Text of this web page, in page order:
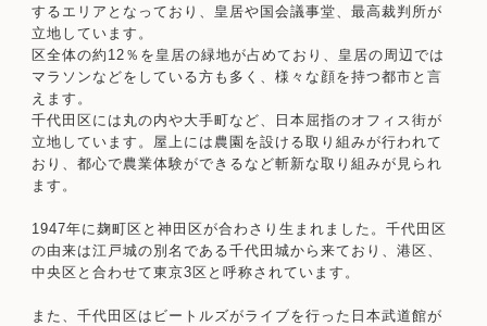
するエリアとなっており、皇居や国会議事堂、最高裁判所が
立地しています。
区全体の約12％を皇居の緑地が占めており、皇居の周辺では
マラソンなどをしている方も多く、様々な顔を持つ都市と言
えます。
千代田区には丸の内や大手町など、日本屈指のオフィス街が
立地しています。屋上には農園を設ける取り組みが行われて
おり、都心で農業体験ができるなど斬新な取り組みが見られ
ます。
1947年に麹町区と神田区が合わさり生まれました。千代田区
の由来は江戸城の別名である千代田城から来ており、港区、
中央区と合わせて東京3区と呼称されています。
また、千代田区はビートルズがライブを行った日本武道館が